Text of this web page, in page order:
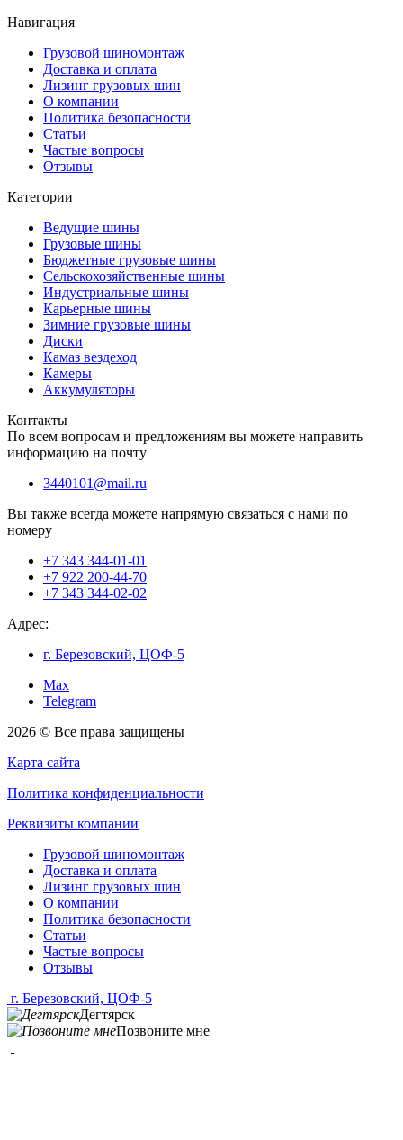
Навигация
Грузовой шиномонтаж
Доставка и оплата
Лизинг грузовых шин
О компании
Политика безопасности
Статьи
Частые вопросы
Отзывы
Категории
Ведущие шины
Грузовые шины
Бюджетные грузовые шины
Сельскохозяйственные шины
Индустриальные шины
Карьерные шины
Зимние грузовые шины
Диски
Камаз вездеход
Камеры
Аккумуляторы
Контакты
По всем вопросам и предложениям вы можете направить
информацию на почту
3440101@mail.ru
Вы также всегда можете напрямую связаться с нами по
номеру
+7 343 344-01-01
+7 922 200-44-70
+7 343 344-02-02
Адрес:
г. Березовский, ЦОФ-5
Max
Telegram
2026 © Все права защищены
Карта сайта
Политика конфиденциальности
Реквизиты компании
Грузовой шиномонтаж
Доставка и оплата
Лизинг грузовых шин
О компании
Политика безопасности
Статьи
Частые вопросы
Отзывы
г. Березовский, ЦОФ-5
Дегтярск
Позвоните мне